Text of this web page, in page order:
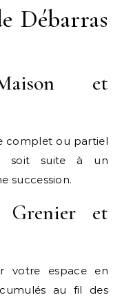
Débarras
et
complet ou partiel
soit suite à un
succession.
Grenier et
votre espace en
au fil des